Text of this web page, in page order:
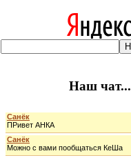
Наш чат...